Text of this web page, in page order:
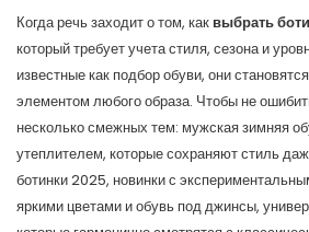
Когда речь заходит о том, как выбрать
который требует учета стиля, сезона и
известные как подбор обуви, они
элементом любого образа. Чтобы не
несколько смежных тем: мужская зимняя
утеплителем, которые сохраняют стиль
ботинки 2025, новинки с
яркими цветами иобувь под джинсы,